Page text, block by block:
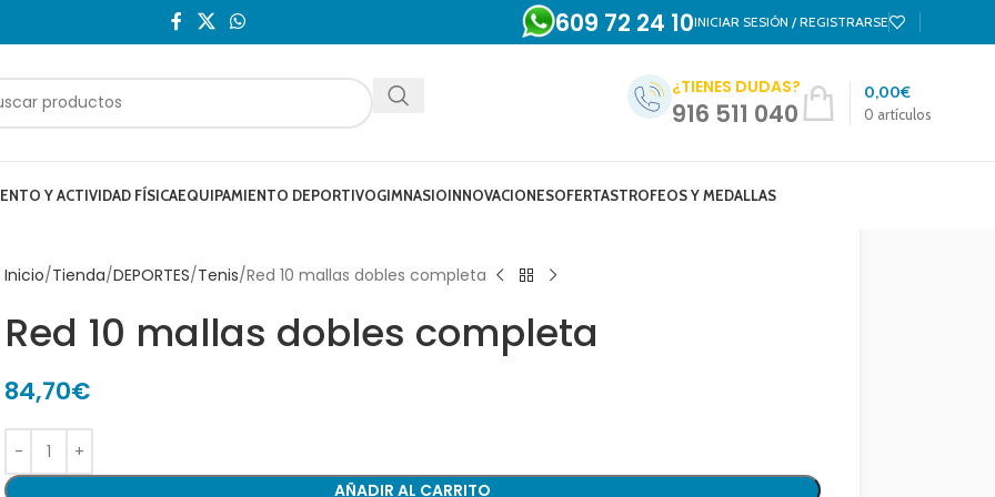
609 72 24 10INICIAR SESIÓN / REGISTRARSE
¿TIENES DUDAS?
916 511 040 0 artículos
0,00€
Y ACTIVIDAD FÍSICAEQUIPAMIENTO DEPORTIVOGIMNASIOINNOVACIONESOFERTASTROFEOS Y MEDALLAS
Inicio Tienda DEPORTES Tenis Red 10 mallas dobles completa
Red 10 mallas dobles completa
84,70€
AÑADIR AL CARRITO